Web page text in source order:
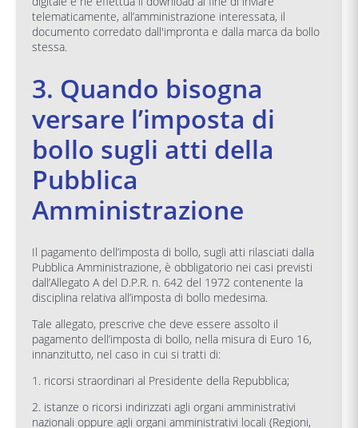
telematicamente, all’amministrazione interessata, il
documento corredato dall'impronta e dalla marca da bollo
stessa.
3. Quando bisogna
versare l’imposta di
bollo sugli atti della
Pubblica
Amministrazione
Il pagamento dell’imposta di bollo, sugli atti rilasciati dalla
Pubblica Amministrazione, è obbligatorio nei casi previsti
dall’Allegato A del D.P.R. n. 642 del 1972 contenente la
disciplina relativa all’imposta di bollo medesima.
Tale allegato, prescrive che deve essere assolto il
pagamento dell’imposta di bollo, nella misura di Euro 16,
innanzitutto, nel caso in cui si tratti di:
1. ricorsi straordinari al Presidente della Repubblica;
2. istanze o ricorsi indirizzati agli organi amministrativi
nazionali oppure agli organi amministrativi locali (Regioni,